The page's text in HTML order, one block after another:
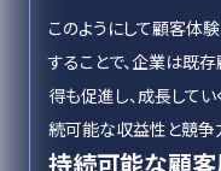
このようにして顧客体
することで、企業は既
得も促進し、成長してい
続可能な収益性と競争
持続可能な顧